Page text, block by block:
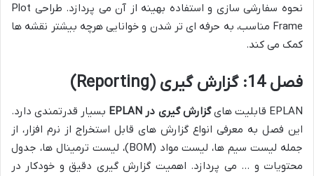
نحوه سفارشی سازی و استفاده بهینه از آن می پردازد. طراحی Plot
Frame مناسب، به حرفه ای تر شدن و خوانایی هرچه بیشتر نقشه ها
کمک می کند.
فصل 14: گزارش گیری (Reporting)
EPLAN قابلیت های گزارش گیری در EPLAN
بسیار قدرتمندی دارد.
این فصل به معرفی انواع گزارش های قابل استخراج از نرم افزار، از
جمله لیست سیم ها، لیست مواد (BOM)، لیست ترمینال ها، جدول
محتویات و … می پردازد. اهمیت گزارش گیری دقیق و خودکار در